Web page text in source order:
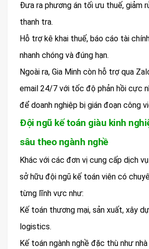
Đưa ra phương án tối ưu thuế, giảm
thanh tra.
Hỗ trợ kê khai thuế, báo cáo tài
nhanh chóng và đúng hạn.
Ngoài ra, Gia Minh còn hỗ trợ qua
email 24/7 với tốc độ phản hồi cực
để doanh nghiệp bị gián đoạn công
Đội ngũ kế toán giàu kinh
sâu theo ngành nghề
Khác với các đơn vị cung cấp dịch
sở hữu đội ngũ kế toán viên có
từng lĩnh vực như:
Kế toán thương mại, sản xuất, xây
logistics.
Kế toán ngành nghề đặc thù như nhà